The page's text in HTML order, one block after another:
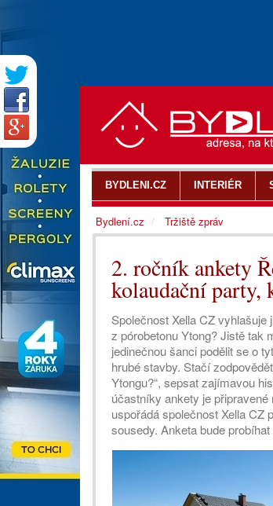
2. ročník ankety
kolaudační party,
Společnost Xella CZ vyhlašuje
z pórobetonu Ytong? Jistě tak
jedinečnou šanci podělit se o
hrubé stavby. Stačí
Ytongu?“, sepsat zajímavou
účastníky ankety je
uspořádá společnost Xella CZ
sousedy. Anketa bude
BYDLENI.CZ INTERIÉR
Bydlení.cz Tržiště zpráv